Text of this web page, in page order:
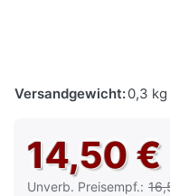
Versandgewicht:0,3 kg
14,50 €
Unverb. Preisempf.:
Die UVP ist der